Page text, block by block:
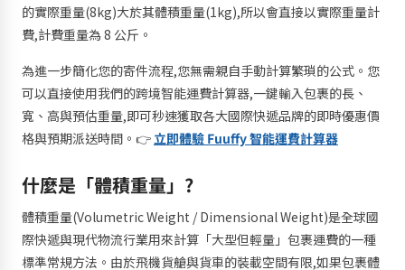
的實際重量(8kg)大於其體積重量(1kg),所以會直接以實際重量計
費,計費重量為 8 公斤。
為進一步簡化您的寄件流程,您無需親自手動計算繁瑣的公式。您
可以直接使用我們的跨境智能運費計算器,一鍵輸入包裹的長、
寬、高與預估重量,即可秒速獲取各大國際快遞品牌的即時優惠價
格與預期派送時間。👉立即體驗 Fuuffy 智能運費計算器
什麼是「體積重量」?
體積重量(Volumetric Weight / Dimensional Weight)是全球國
際快遞與現代物流行業用來計算「大型但輕量」包裹運費的一種
標準常規方法。由於飛機貨艙與貨車的裝載空間有限,如果包裹體